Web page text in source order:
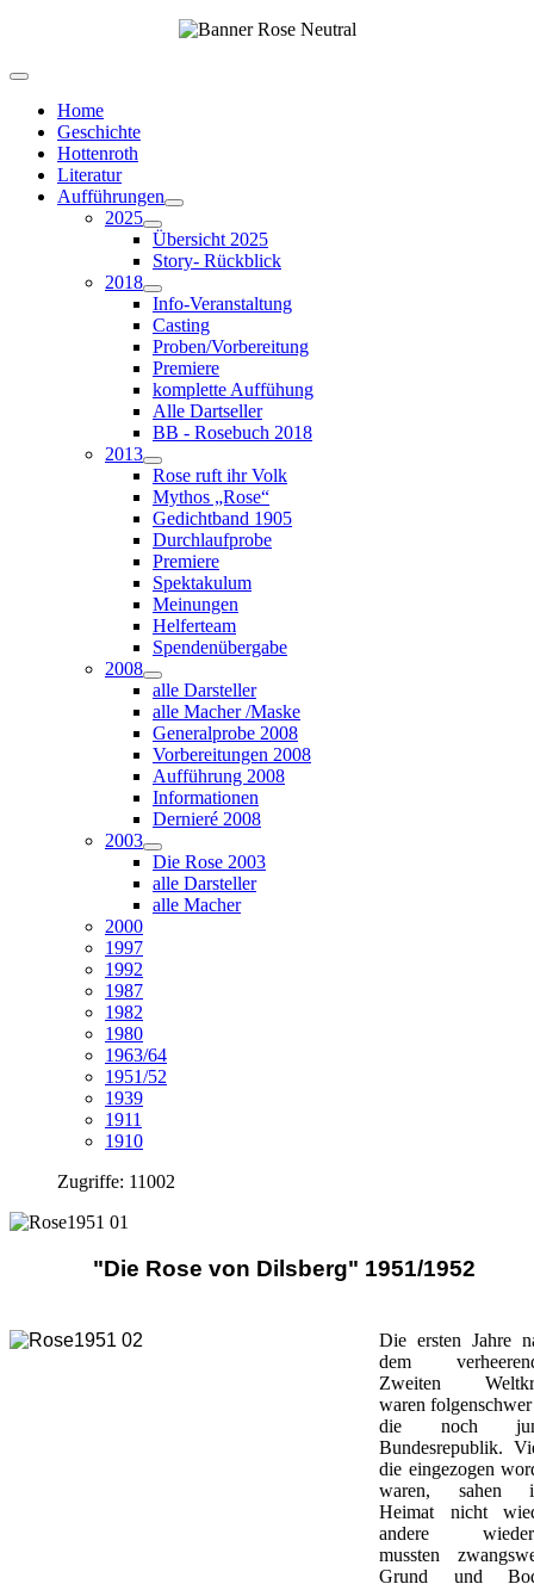
Home
Geschichte
Hottenroth
Literatur
Aufführungen
2025
Übersicht 2025
Story- Rückblick
2018
Info-Veranstaltung
Casting
Proben/Vorbereitung
Premiere
komplette Auffühung
Alle Dartseller
BB - Rosebuch 2018
2013
Rose ruft ihr Volk
Mythos „Rose“
Gedichtband 1905
Durchlaufprobe
Premiere
Spektakulum
Meinungen
Helferteam
Spendenübergabe
2008
alle Darsteller
alle Macher /Maske
Generalprobe 2008
Vorbereitungen 2008
Aufführung 2008
Informationen
Dernieré 2008
2003
Die Rose 2003
alle Darsteller
alle Macher
2000
1997
1992
1987
1982
1980
1963/64
1951/52
1939
1911
1910
Zugriffe: 11002
"Die Rose von Dilsberg" 1951/1952
Die ersten Jahre
dem
Zweiten
waren
die noch
Bundesrepublik.
die eingezogen
waren, sahen
Heimat nicht
andere
mussten
Grund und